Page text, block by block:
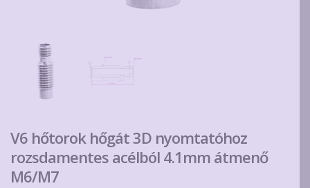
V6 hőtorok hőgát 3D nyomtatóhoz
rozsdamentes acélból 4.1mm átmenő
M6/M7